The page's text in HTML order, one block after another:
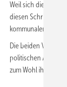
Weil sich die Haus-
diesen Schritt aktiv
kommunalen
Die beiden
politischen Arbeit
zum Wohl ihrer